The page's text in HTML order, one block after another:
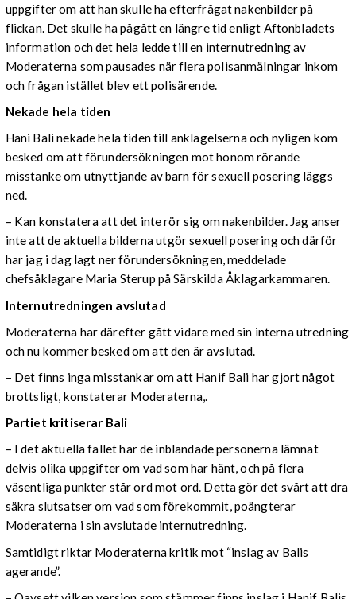
uppgifter om att han skulle ha efterfrågat nakenbilder på
flickan. Det skulle ha pågått en längre tid enligt Aftonbladets
information och det hela ledde till en internutredning av
Moderaterna som pausades när flera polisanmälningar inkom
och frågan istället blev ett polisärende.
Nekade hela tiden
Hani Bali nekade hela tiden till anklagelserna och nyligen kom
besked om att förundersökningen mot honom rörande
misstanke om utnyttjande av barn för sexuell posering läggs
ned.
– Kan konstatera att det inte rör sig om nakenbilder. Jag anser
inte att de aktuella bilderna utgör sexuell posering och därför
har jag i dag lagt ner förundersökningen, meddelade
chefsåklagare Maria Sterup på Särskilda Åklagarkammaren.
Internutredningen avslutad
Moderaterna har därefter gått vidare med sin interna utredning
och nu kommer besked om att den är avslutad.
– Det finns inga misstankar om att Hanif Bali har gjort något
brottsligt, konstaterar Moderaterna,.
Partiet kritiserar Bali
– I det aktuella fallet har de inblandade personerna lämnat
delvis olika uppgifter om vad som har hänt, och på flera
väsentliga punkter står ord mot ord. Detta gör det svårt att dra
säkra slutsatser om vad som förekommit, poängterar
Moderaterna i sin avslutade internutredning.
Samtidigt riktar Moderaterna kritik mot “inslag av Balis
agerande”.